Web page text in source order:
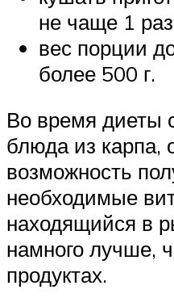
не чаще 1
вес порции
более 500 г.
Во время диеты
блюда из карпа,
возможность
необходимые
находящийся в
намного лучше,
продуктах.